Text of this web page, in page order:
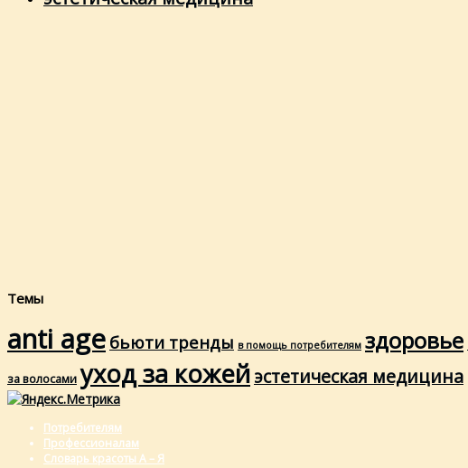
Темы
anti age бьюти тренды в помощь потребителям здоровье
за волосами уход за кожейэстетическая медицина
Потребителям
Профессионалам
Словарь красоты А – Я